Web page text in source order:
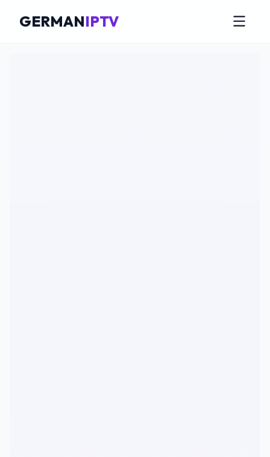
GERMANIPTV